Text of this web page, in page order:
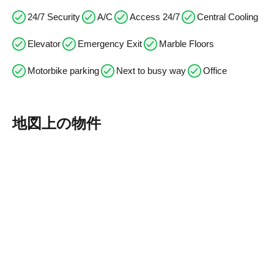
24/7 Security A/C Access 24/7 Central Cooling
Elevator Emergency Exit Marble Floors
Motorbike parking Next to busy way Office
地図上の物件